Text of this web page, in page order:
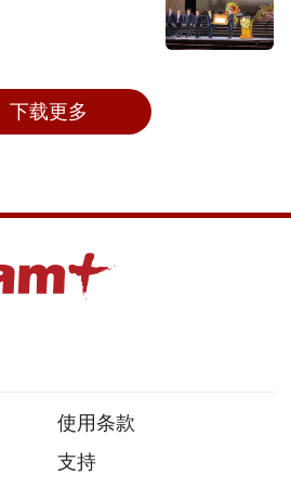
下载更多
使用条款
支持